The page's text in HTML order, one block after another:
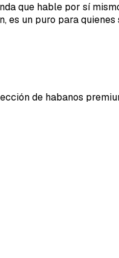
que hable por sí
un puro para
de habanos